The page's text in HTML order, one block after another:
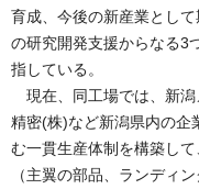
育成、今後の新産業として
の研究開発支援からなる3
指している。
現在、同工場では、新潟
精密(株)など新潟県内の企
む一貫生産体制を構築し
（主翼の部品、ランディ